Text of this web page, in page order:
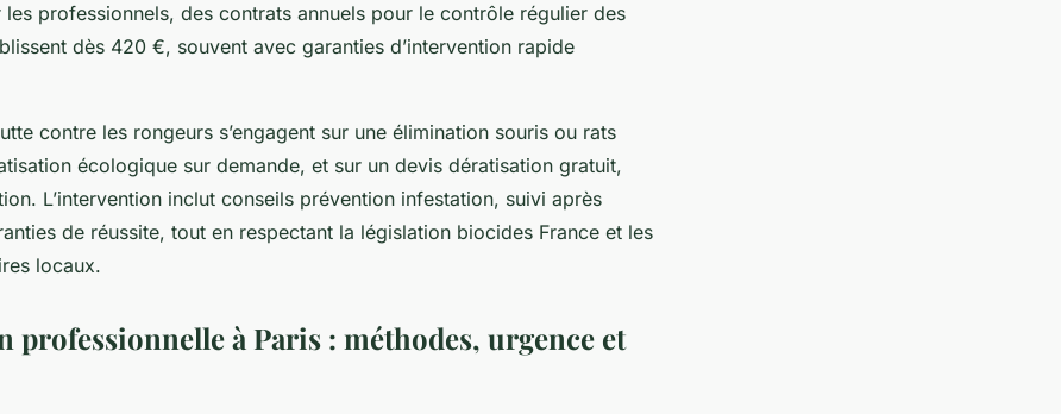
les professionnels, des contrats annuels pour le contrôle régulier des
dès 420 €, souvent avec garanties d’intervention rapide
contre les rongeurs s’engagent sur une élimination souris ou rats
écologique sur demande, et sur un devis dératisation gratuit,
L’intervention inclut conseils prévention infestation, suivi après
de réussite, tout en respectant la législation biocides France et les
locaux.
professionnelle à Paris : méthodes, urgence et